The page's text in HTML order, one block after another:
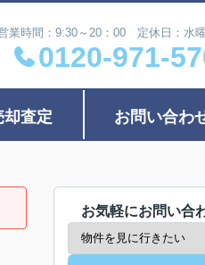
業時間：9:30～20：00 定休日：水
0120-971-
却査定 お問い合わ
お気軽にお問い合